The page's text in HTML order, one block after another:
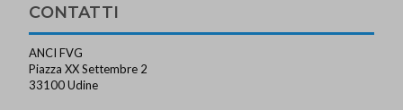
CONTATTI
ANCI FVG
Piazza XX Settembre 2
33100 Udine